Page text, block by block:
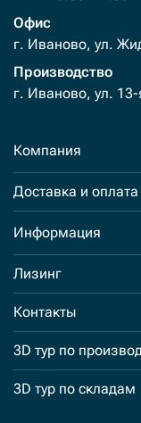
Офис
г. Иваново, ул.
Производство
г. Иваново, ул.
Компания
Доставка и оплата
Информация
Лизинг
Контакты
3D тур по
3D тур по складам